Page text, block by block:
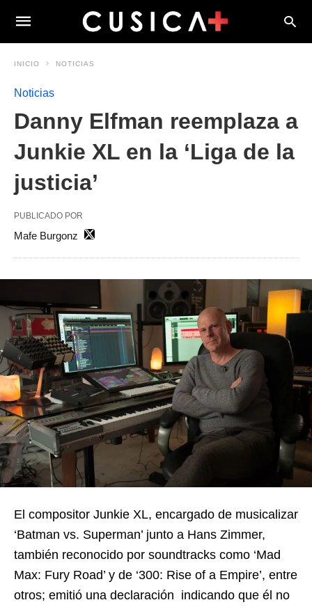
INICIO NOTICIAS
Noticias
Danny Elfman reemplaza a
Junkie XL en la ‘Liga de la
justicia’
PUBLICADO POR
Mafe Burgonz
El compositor Junkie XL, encargado de musicalizar
‘Batman vs. Superman’ junto a Hans Zimmer,
también reconocido por soundtracks como ‘Mad
Max: Fury Road’ y de ‘300: Rise of a Empire’, entre
otros; emitió una declaración indicando que él no